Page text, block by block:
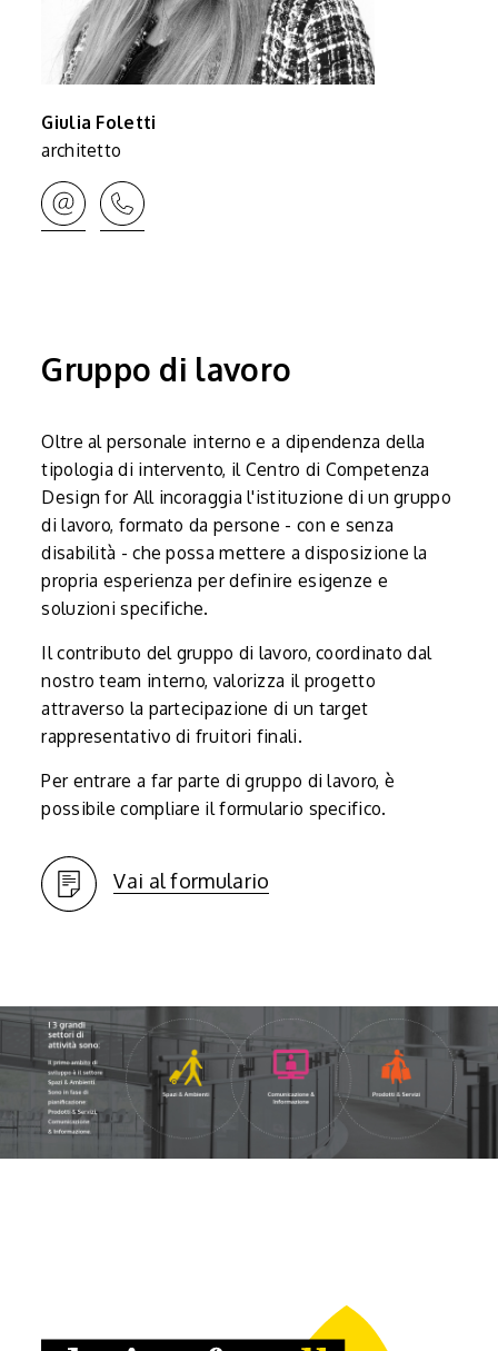
Giulia Foletti
architetto
Gruppo di lavoro
Oltre al personale interno e a dipendenza della
tipologia di intervento, il Centro di Competenza
Design for All incoraggia l'istituzione di un gruppo
di lavoro, formato da persone - con e senza
disabilità - che possa mettere a disposizione la
propria esperienza per definire esigenze e
soluzioni specifiche.
Il contributo del gruppo di lavoro, coordinato dal
nostro team interno, valorizza il progetto
attraverso la partecipazione di un target
rappresentativo di fruitori finali.
Per entrare a far parte di gruppo di lavoro, è
possibile compliare il formulario specifico.
Vai al formulario